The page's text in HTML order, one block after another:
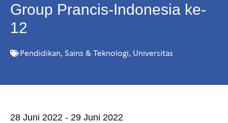
Group Prancis-Indonesia ke-
12
Pendidikan, Sains & Teknologi, Universitas
28 Juni 2022 - 29 Juni 2022